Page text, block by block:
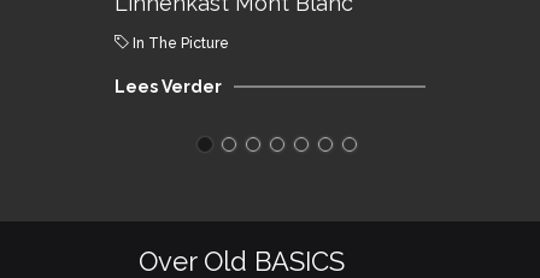
In The Picture
Lees Verder
Over Old BASICS